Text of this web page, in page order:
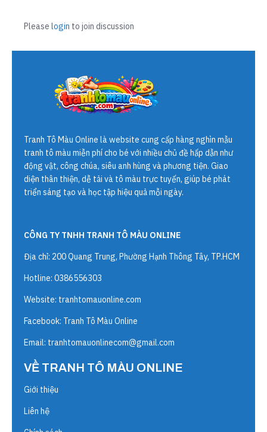
Please login to join discussion
Tranh Tô Màu Online là website cung cấp hàng nghìn mẫu
tranh tô màu miễn phí cho bé với nhiều chủ đề hấp dẫn như
động vật, công chúa, siêu anh hùng và phương tiện. Giao
diện thân thiện, dễ tải và tô màu trực tuyến, giúp bé phát
triển sáng tạo và học tập hiệu quả mỗi ngày.
CÔNG TY TNHH TRANH TÔ MÀU ONLINE
Địa chỉ: 200 Quang Trung, Phường Hạnh Thông Tây, TP.HCM
Hotline: 0386556303
Website: tranhtomauonline.com
Facebook: Tranh Tô Màu Online
Email: tranhtomauonlinecom@gmail.com
VỀ TRANH TÔ MÀU ONLINE
Giới thiệu
Liên hệ